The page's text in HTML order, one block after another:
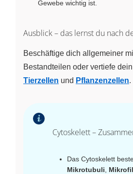
Gewebe wichtig ist.
Ausblick – das lernst du nach
Beschäftige dich allgemeiner
Bestandteilen oder vertiefe
Tierzellen und Pflanzenzellen.
Cytoskelett –
Das Cytoskelett
Mikrotubuli